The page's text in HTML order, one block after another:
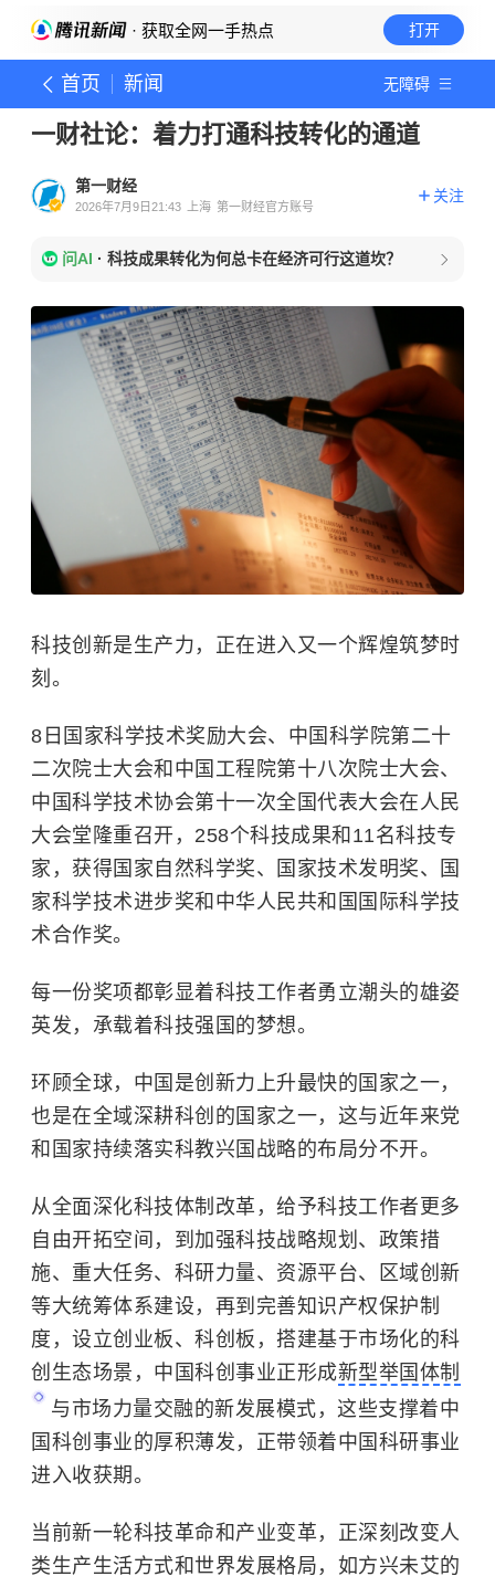
· 获取全网一手热点 打开
首页 新闻 无障碍
一财社论：着力打通科技转化的通道
第一财经
2026年7月9日21:43 上海 第一财经官方账号
关注
问AI · 科技成果转化为何总卡在经济可行这道坎？
科技创新是生产力，正在进入又一个辉煌筑梦时
刻。
8日国家科学技术奖励大会、中国科学院第二十
二次院士大会和中国工程院第十八次院士大会、
中国科学技术协会第十一次全国代表大会在人民
大会堂隆重召开，258个科技成果和11名科技专
家，获得国家自然科学奖、国家技术发明奖、国
家科学技术进步奖和中华人民共和国国际科学技
术合作奖。
每一份奖项都彰显着科技工作者勇立潮头的雄姿
英发，承载着科技强国的梦想。
环顾全球，中国是创新力上升最快的国家之一，
也是在全域深耕科创的国家之一，这与近年来党
和国家持续落实科教兴国战略的布局分不开。
从全面深化科技体制改革，给予科技工作者更多
自由开拓空间，到加强科技战略规划、政策措
施、重大任务、科研力量、资源平台、区域创新
等大统筹体系建设，再到完善知识产权保护制
度，设立创业板、科创板，搭建基于市场化的科
创生态场景，中国科创事业正形成新型举国体制
与市场力量交融的新发展模式，这些支撑着中
国科创事业的厚积薄发，正带领着中国科研事业
进入收获期。
当前新一轮科技革命和产业变革，正深刻改变人
类生产生活方式和世界发展格局，如方兴未艾的